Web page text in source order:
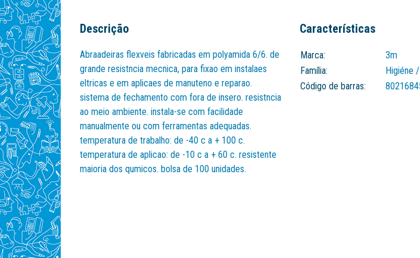
Descrição
Abraadeiras flexveis fabricadas em polyamida 6/6. de
grande resistncia mecnica, para fixao em instalaes
eltricas e em aplicaes de manuteno e reparao.
sistema de fechamento com fora de insero. resistncia
ao meio ambiente. instala-se com facilidade
manualmente ou com ferramentas adequadas.
temperatura de trabalho: de -40 c a + 100 c.
temperatura de aplicao: de -10 c a + 60 c. resistente
maioria dos qumicos. bolsa de 100 unidades.
Características
Marca:
3m
Família:
Higiéne
Código de barras: